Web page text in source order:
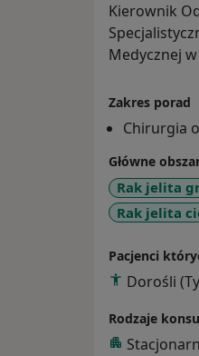
Kierownik
Medycznej
Zakres porad
Chirurgia
Główne
Rak jelita
Rak jelita
Pacjenci
Dorośli
Rodzaje